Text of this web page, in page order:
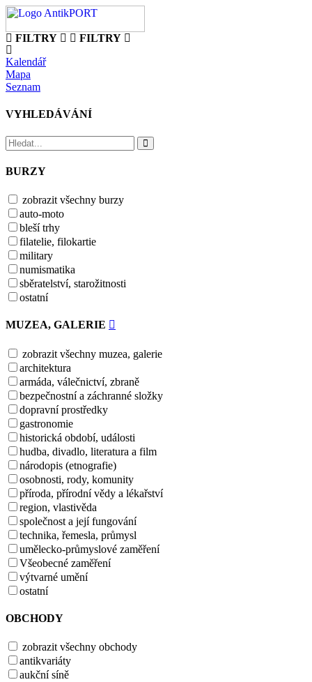
FILTRY
FILTRY
Kalendář
Mapa
Seznam
VYHLEDÁVÁNÍ
BURZY
zobrazit všechny burzy
auto-moto
bleší trhy
filatelie, filokartie
military
numismatika
sběratelství, starožitnosti
ostatní
MUZEA, GALERIE
zobrazit všechny muzea, galerie
architektura
armáda, válečnictví, zbraně
bezpečnostní a záchranné složky
dopravní prostředky
gastronomie
historická období, události
hudba, divadlo, literatura a film
národopis (etnografie)
osobnosti, rody, komunity
příroda, přírodní vědy a lékařství
region, vlastivěda
společnost a její fungování
technika, řemesla, průmysl
umělecko-průmyslové zaměření
Všeobecné zaměření
výtvarné umění
ostatní
OBCHODY
zobrazit všechny obchody
antikvariáty
aukční síně